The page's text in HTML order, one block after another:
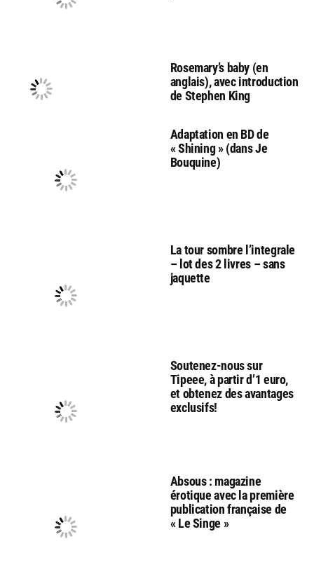
Rosemary’s baby (en
anglais), avec introduction
de Stephen King
Adaptation en BD de
« Shining » (dans Je
Bouquine)
La tour sombre l’integrale
– lot des 2 livres – sans
jaquette
Soutenez-nous sur
Tipeee, à partir d’1 euro,
et obtenez des avantages
exclusifs!
Absous : magazine
érotique avec la première
publication française de
« Le Singe »